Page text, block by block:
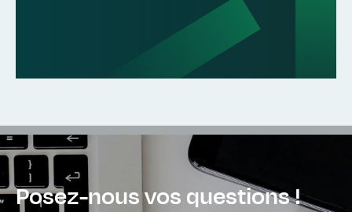
Posez-nous vos questions !